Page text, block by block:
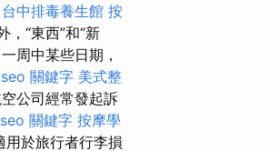
台中排毒養生館 按
“東西”和“新
周中某些日期，
seo 關鍵字 美式整
公司經常發起訴
seo 關鍵字 按摩學
於旅行者行李損